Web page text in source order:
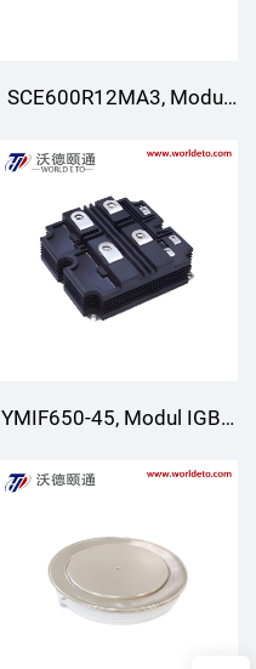
SCE600R12MA3, Modul
YMIF650-45, Modul IGBT,